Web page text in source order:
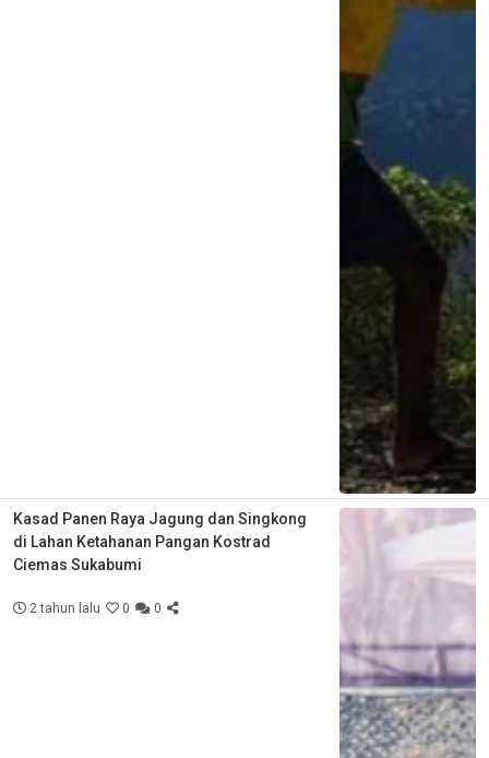
Kasad Panen Raya Jagung dan Singkong
di Lahan Ketahanan Pangan Kostrad
Ciemas Sukabumi
2 tahun lalu 0 0